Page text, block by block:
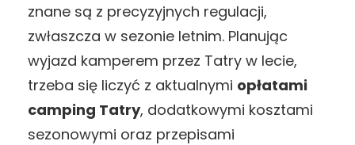
znane są z precyzyjnych regulacji,
zwłaszcza w sezonie letnim. Planując
wyjazd kamperem przez Tatry w lecie,
trzeba się liczyć z aktualnymi opłatami
camping Tatry, dodatkowymi kosztami
sezonowymi oraz przepisami